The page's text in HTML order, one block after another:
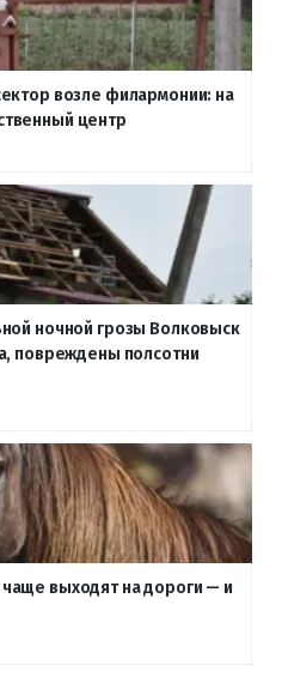
возле филармонии: на
центр
ночной грозы Волковыск
повреждены полсотни
выходят на дороги — и